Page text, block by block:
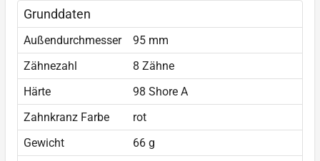
Grunddaten
Außendurchmesser
95 mm
Zähnezahl
8 Zähne
Härte
98 Shore A
Zahnkranz Farbe
rot
Gewicht
66 g